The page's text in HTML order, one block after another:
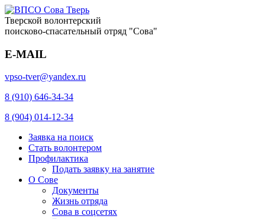
Тверской волонтерский
поисково-спасательный отряд "Сова"
E-MAIL
vpso-tver@yandex.ru
8 (910) 646-34-34
8 (904) 014-12-34
Заявка на поиск
Стать волонтером
Профилактика
Подать заявку на занятие
О Сове
Документы
Жизнь отряда
Сова в соцсетях